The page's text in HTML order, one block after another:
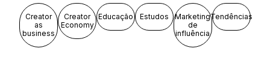
Creator
as
business
Creator
Economy
Educação Estudos
Marketing
de
influência
Tendências